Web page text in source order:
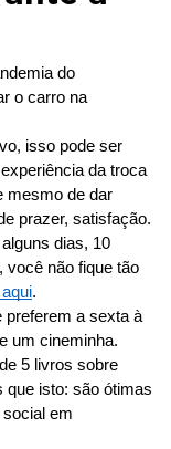
do
o carro na
isso pode ser
da troca
mesmo de dar
prazer, satisfação.
dias, 10
você não fique tão
.
preferem a sexta à
um cineminha.
5 livros sobre
que isto: são ótimas
em